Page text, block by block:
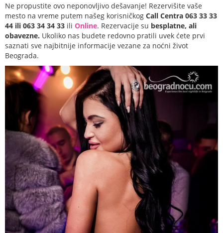
Ne propustite ovo neponovljivo dešavanje! Rezervišite vaše
mesto na vreme putem našeg korisničkog Call Centra 063 33 33
44 ili 063 34 34 33 ili Online. Rezervacije su besplatne, ali
obavezne. Ukoliko nas budete redovno pratili uvek ćete prvi
saznati sve najbitnije informacije vezane za noćni život
Beograda.